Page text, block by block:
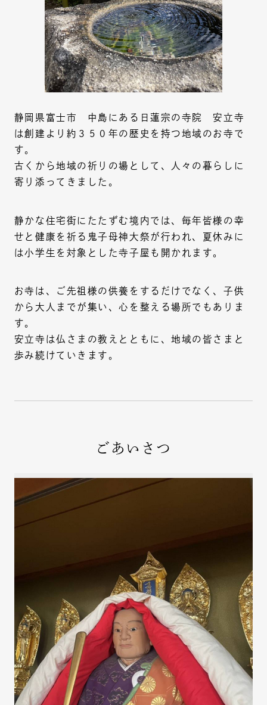
静岡県富士市 中島にある日蓮宗の寺院 安立寺
は創建より約３５０年の歴史を持つ地域のお寺で
す。
古くから地域の祈りの場として、人々の暮らしに
寄り添ってきました。
静かな住宅街にたたずむ境内では、毎年皆様の幸
せと健康を祈る鬼子母神大祭が行われ、夏休みに
は小学生を対象とした寺子屋も開かれます。
お寺は、ご先祖様の供養をするだけでなく、子供
から大人までが集い、心を整える場所でもありま
す。
安立寺は仏さまの教えとともに、地域の皆さまと
歩み続けていきます。
ごあいさつ